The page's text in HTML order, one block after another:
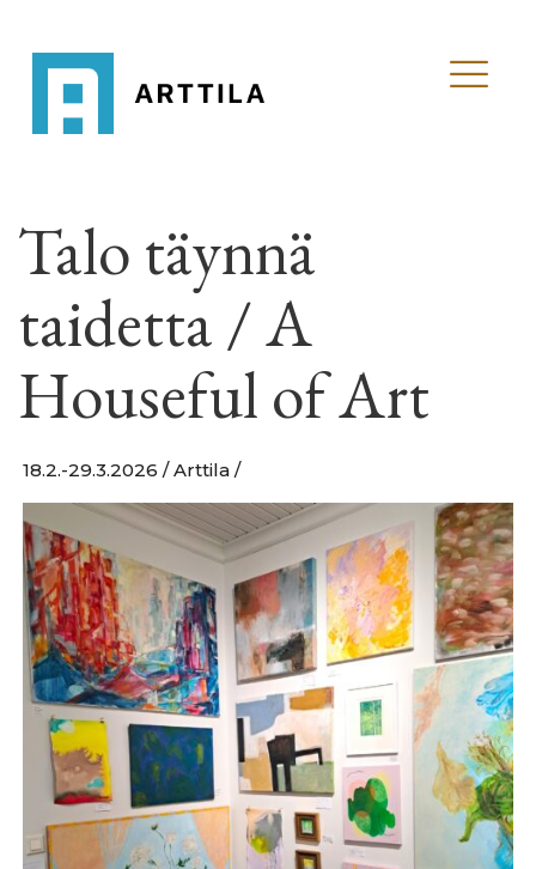
Talo täynnä
taidetta / A
Houseful of Art
18.2.-29.3.2026 / Arttila /